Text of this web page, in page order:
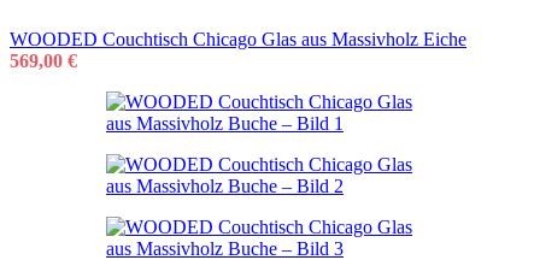
WOODED Couchtisch Chicago Glas aus Massivholz Eiche
569,00 €